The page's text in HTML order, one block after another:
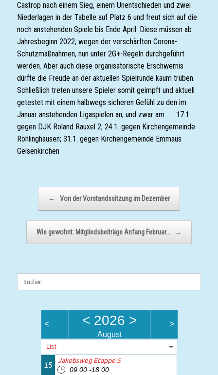
Castrop nach einem Sieg, einem Unentschieden und zwei
Niederlagen in der Tabelle auf Platz 6 und freut sich auf die
noch anstehenden Spiele bis Ende April. Diese müssen ab
Jahresbeginn 2022, wegen der verschärften Corona-
Schutzmaßnahmen, nun unter 2G+-Regeln durchgeführt
werden. Aber auch diese organisatorische Erschwernis
dürfte die Freude an der aktuellen Spielrunde kaum trüben.
Schließlich treten unsere Spieler somit geimpft und aktuell
getestet mit einem halbwegs sicheren Gefühl zu den im
Januar anstehenden Ligaspielen an, und zwar am 17.1.
gegen DJK Roland Rauxel 2, 24.1. gegen Kirchengemeinde
Röhlinghausen; 31.1. gegen Kirchengemeinde Emmaus
Gelsenkirchen
← Von der Vorstandssitzung im Dezember
Wie gewohnt: Mitgliedsbeiträge Anfang Februar… →
Suchen
< < 2026 >
August
>
List
15
Jakobsweg Etappe 5
09:00 -18:00